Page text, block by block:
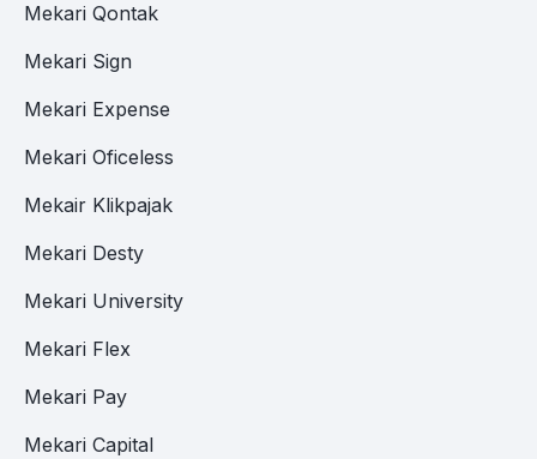
Mekari Qontak
Mekari Sign
Mekari Expense
Mekari Oficeless
Mekair Klikpajak
Mekari Desty
Mekari University
Mekari Flex
Mekari Pay
Mekari Capital